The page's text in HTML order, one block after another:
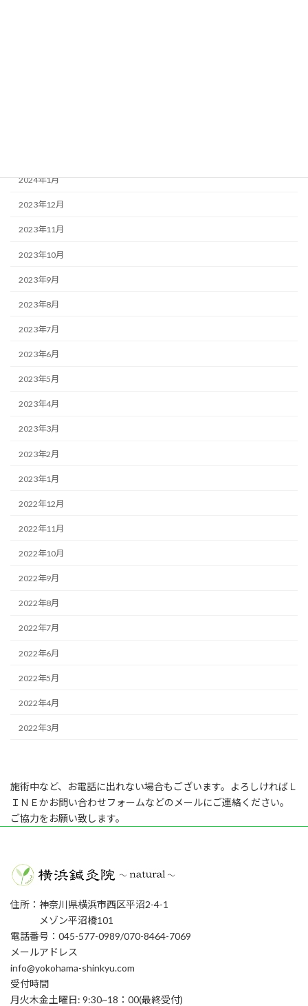
2024年1月
2023年12月
2023年11月
2023年10月
2023年9月
2023年8月
2023年7月
2023年6月
2023年5月
2023年4月
2023年3月
2023年2月
2023年1月
2022年12月
2022年11月
2022年10月
2022年9月
2022年8月
2022年7月
2022年6月
2022年5月
2022年4月
2022年3月
施術中など、お電話に出れない場合もございます。よろしければＬ
ＩＮＥかお問い合わせフォームなどのメールにご連絡ください。
ご協力をお願い致します。
住所：神奈川県横浜市西区平沼2-4-1
メゾン平沼橋101
電話番号：045-577-0989/070-8464-7069
メールアドレス
info@yokohama-shinkyu.com
受付時間
月火木金土曜日: 9:30~18：00(最終受付)